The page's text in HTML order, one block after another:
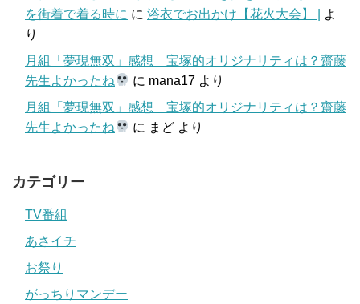
を街着で着る時に に 浴衣でお出かけ【花火大会】 |
よ
り
月組「夢現無双」感想 宝塚的オリジナリティは？齋藤
先生よかったね
に mana17 より
月組「夢現無双」感想 宝塚的オリジナリティは？齋藤
先生よかったね
に まど より
カテゴリー
TV番組
あさイチ
お祭り
がっちりマンデー